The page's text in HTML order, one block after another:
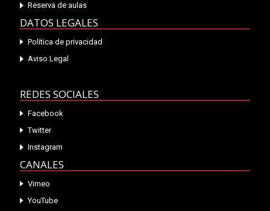
Reserva de aulas
DATOS LEGALES
Política de privacidad
Aviso Legal
REDES SOCIALES
Facebook
Twitter
Instagram
CANALES
Vimeo
YouTube